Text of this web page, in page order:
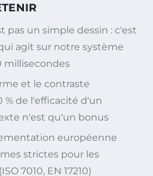
pas un simple dessin : c'est
agit sur notre système
millisecondes
et le contraste
de l'efficacité d'un
n'est qu'un bonus
européenne
strictes pour les
7010, EN 17210)